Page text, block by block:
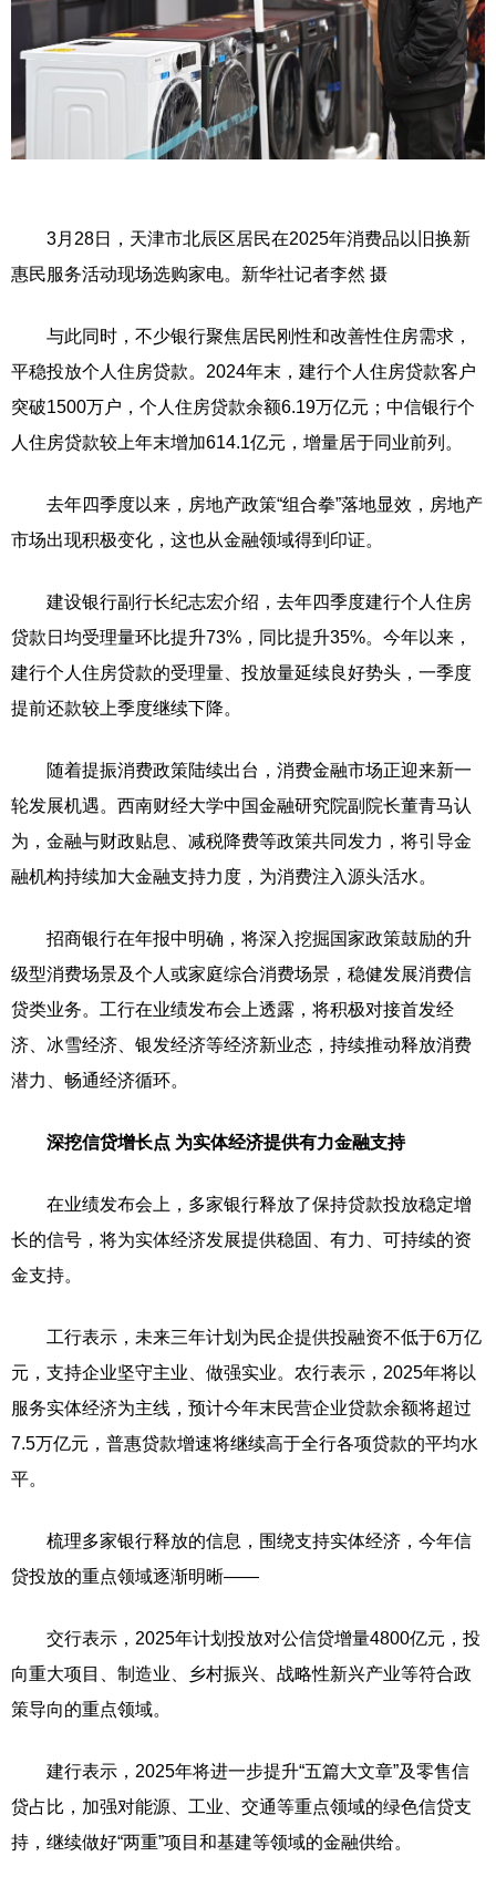
3月28日，天津市北辰区居民在2025年消费品以旧换新
惠民服务活动现场选购家电。新华社记者李然 摄
与此同时，不少银行聚焦居民刚性和改善性住房需求，
平稳投放个人住房贷款。2024年末，建行个人住房贷款客户
突破1500万户，个人住房贷款余额6.19万亿元；中信银行个
人住房贷款较上年末增加614.1亿元，增量居于同业前列。
去年四季度以来，房地产政策“组合拳”落地显效，房地产
市场出现积极变化，这也从金融领域得到印证。
建设银行副行长纪志宏介绍，去年四季度建行个人住房
贷款日均受理量环比提升73%，同比提升35%。今年以来，
建行个人住房贷款的受理量、投放量延续良好势头，一季度
提前还款较上季度继续下降。
随着提振消费政策陆续出台，消费金融市场正迎来新一
轮发展机遇。西南财经大学中国金融研究院副院长董青马认
为，金融与财政贴息、减税降费等政策共同发力，将引导金
融机构持续加大金融支持力度，为消费注入源头活水。
招商银行在年报中明确，将深入挖掘国家政策鼓励的升
级型消费场景及个人或家庭综合消费场景，稳健发展消费信
贷类业务。工行在业绩发布会上透露，将积极对接首发经
济、冰雪经济、银发经济等经济新业态，持续推动释放消费
潜力、畅通经济循环。
深挖信贷增长点 为实体经济提供有力金融支持
在业绩发布会上，多家银行释放了保持贷款投放稳定增
长的信号，将为实体经济发展提供稳固、有力、可持续的资
金支持。
工行表示，未来三年计划为民企提供投融资不低于6万亿
元，支持企业坚守主业、做强实业。农行表示，2025年将以
服务实体经济为主线，预计今年末民营企业贷款余额将超过
7.5万亿元，普惠贷款增速将继续高于全行各项贷款的平均水
平。
梳理多家银行释放的信息，围绕支持实体经济，今年信
贷投放的重点领域逐渐明晰——
交行表示，2025年计划投放对公信贷增量4800亿元，投
向重大项目、制造业、乡村振兴、战略性新兴产业等符合政
策导向的重点领域。
建行表示，2025年将进一步提升“五篇大文章”及零售信
贷占比，加强对能源、工业、交通等重点领域的绿色信贷支
持，继续做好“两重”项目和基建等领域的金融供给。